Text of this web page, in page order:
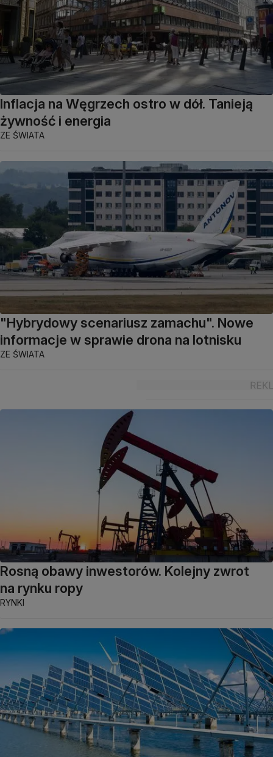
Inflacja na Węgrzech ostro w dół. Tanieją
żywność i energia
ZE ŚWIATA
"Hybrydowy scenariusz zamachu". Nowe
informacje w sprawie drona na lotnisku
ZE ŚWIATA
Rosną obawy inwestorów. Kolejny zwrot
na rynku ropy
RYNKI